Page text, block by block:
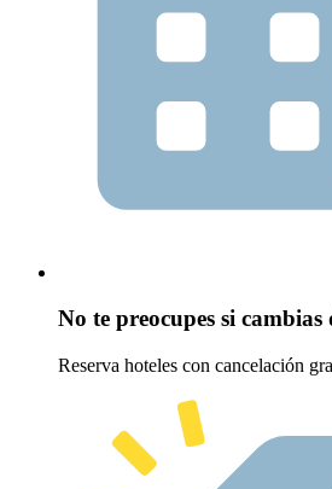
No te preocupes si cambias
Reserva hoteles con cancelación